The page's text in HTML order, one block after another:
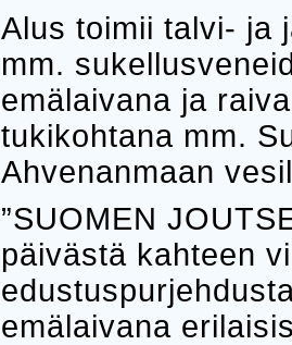
Alus toimii talvi- ja
mm.
emälaivana ja
tukikohtana mm.
Ahvenanmaan
”SUOMEN
päivästä kahteen
emälaivana